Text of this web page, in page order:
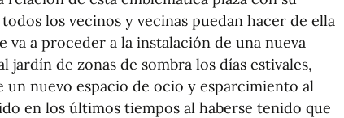
los vecinos y vecinas puedan hacer de ella
va a proceder a la instalación de una nueva
jardín de zonas de sombra los días estivales,
nuevo espacio de ocio y esparcimiento al
en los últimos tiempos al haberse tenido que